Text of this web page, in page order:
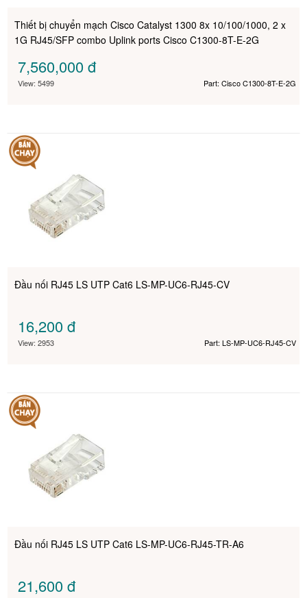
Thiết bị chuyển mạch Cisco Catalyst 1300 8x 10/100/1000, 2 x
1G RJ45/SFP combo Uplink ports Cisco C1300-8T-E-2G
7,560,000đ
View: 5499 Part: Cisco C1300-8T-E-2G
Đầu nối RJ45 LS UTP Cat6 LS-MP-UC6-RJ45-CV
16,200đ
View: 2953 Part: LS-MP-UC6-RJ45-CV
Đầu nối RJ45 LS UTP Cat6 LS-MP-UC6-RJ45-TR-A6
21,600đ